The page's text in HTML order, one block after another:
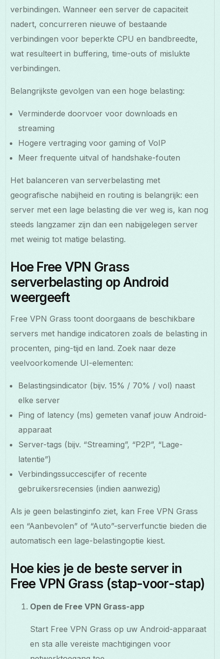
verbindingen. Wanneer een server de capaciteit
nadert, concurreren nieuwe of bestaande
verbindingen voor beperkte CPU en bandbreedte,
wat resulteert in buffering, time-outs of mislukte
verbindingen.
Belangrijkste gevolgen van een hoge belasting:
Verminderde doorvoer voor downloads en
streaming
Hogere vertraging voor gaming of VoIP
Meer frequente uitval of handshake-fouten
Het balanceren van serverbelasting met
geografische nabijheid en routing is belangrijk: een
server met een lage belasting die ver weg is, kan nog
steeds langzamer zijn dan een nabijgelegen server
met weinig tot matige belasting.
Hoe Free VPN Grass
serverbelasting op Android
weergeeft
Free VPN Grass toont doorgaans de beschikbare
servers met handige indicatoren zoals de belasting in
procenten, ping-tijd en land. Zoek naar deze
veelvoorkomende UI-elementen:
Belastingsindicator (bijv. 15% / 70% / vol) naast
elke server
Ping of latency (ms) gemeten vanaf jouw Android-
apparaat
Server-tags (bijv. “Streaming”, “P2P”, “Lage-
latentie”)
Verbindingssuccescijfer of recente
gebruikersrecensies (indien aanwezig)
Als je geen belastinginfo ziet, kan Free VPN Grass
een “Aanbevolen” of “Auto”-serverfunctie bieden die
automatisch een lage-belastingoptie kiest.
Hoe kies je de beste server in
Free VPN Grass (stap-voor-stap)
Open de Free VPN Grass-app
Start Free VPN Grass op uw Android-apparaat
en sta alle vereiste machtigingen voor